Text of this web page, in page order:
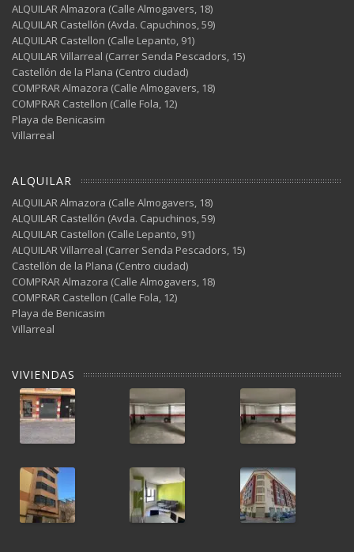
ALQUILAR Almazora (Calle Almogavers, 18)
ALQUILAR Castellón (Avda. Capuchinos, 59)
ALQUILAR Castellon (Calle Lepanto, 91)
ALQUILAR Villarreal (Carrer Senda Pescadors, 15)
Castellón de la Plana (Centro ciudad)
COMPRAR Almazora (Calle Almogavers, 18)
COMPRAR Castellon (Calle Fola, 12)
Playa de Benicasim
Villarreal
ALQUILAR
ALQUILAR Almazora (Calle Almogavers, 18)
ALQUILAR Castellón (Avda. Capuchinos, 59)
ALQUILAR Castellon (Calle Lepanto, 91)
ALQUILAR Villarreal (Carrer Senda Pescadors, 15)
Castellón de la Plana (Centro ciudad)
COMPRAR Almazora (Calle Almogavers, 18)
COMPRAR Castellon (Calle Fola, 12)
Playa de Benicasim
Villarreal
VIVIENDAS